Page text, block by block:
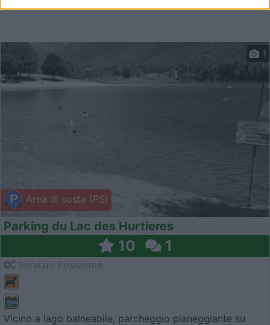
Area di sosta (PS)
1
Parking du Lac des Hurtieres
10 1
Vicino a lago balneabile, parcheggio pianeggiante su